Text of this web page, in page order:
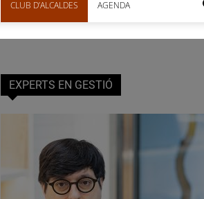
CLUB D’ALCALDES AGENDA
EXPERTS EN GESTIÓ